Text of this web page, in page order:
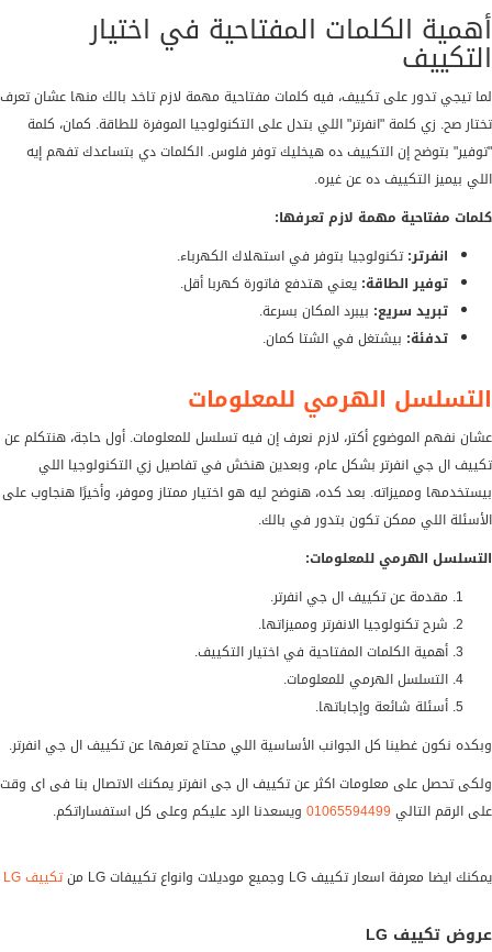
أهمية الكلمات المفتاحية في اختيار
التكييف
لما تيجي تدور على تكييف، فيه كلمات مفتاحية مهمة لازم تاخد بالك منها عشان تعرف
تختار صح. زي كلمة "انفرتر" اللي بتدل على التكنولوجيا الموفرة للطاقة. كمان، كلمة
"توفير" بتوضح إن التكييف ده هيخليك توفر فلوس. الكلمات دي بتساعدك تفهم إيه
اللي بيميز التكييف ده عن غيره.
كلمات مفتاحية مهمة لازم تعرفها:
انفرتر:تكنولوجيا بتوفر في استهلاك الكهرباء.
توفير الطاقة: يعني هتدفع فاتورة كهربا أقل.
تبريد سريع: بيبرد المكان بسرعة.
تدفئة: بيشتغل في الشتا كمان.
التسلسل الهرمي للمعلومات
عشان نفهم الموضوع أكتر، لازم نعرف إن فيه تسلسل للمعلومات. أول حاجة، هنتكلم عن
تكييف ال جي انفرتر بشكل عام، وبعدين هنخش في تفاصيل زي التكنولوجيا اللي
بيستخدمها ومميزاته. بعد كده، هنوضح ليه هو اختيار ممتاز وموفر، وأخيرًا هنجاوب على
الأسئلة اللي ممكن تكون بتدور في بالك.
التسلسل الهرمي للمعلومات:
مقدمة عن تكييف ال جي انفرتر.
شرح تكنولوجيا الانفرتر ومميزاتها.
أهمية الكلمات المفتاحية في اختيار التكييف.
التسلسل الهرمي للمعلومات.
أسئلة شائعة وإجاباتها.
وبكده نكون غطينا كل الجوانب الأساسية اللي محتاج تعرفها عن تكييف ال جي انفرتر.
ولكى تحصل على معلومات اكثر عن تكييف ال جى انفرتر يمكنك الاتصال بنا فى اى وقت
على الرقم التالي 01065594499 ويسعدنا الرد عليكم وعلى كل استفساراتكم.
يمكنك ايضا معرفة اسعار تكييف LG وجميع موديلات وانواع تكييفات LG من تكييف LG
عروض تكييف LG